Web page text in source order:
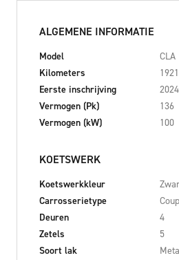
ALGEMENE INFORMATIE
Model
CLA
Kilometers
Eerste inschrijving
2024
Vermogen (Pk)
136
Vermogen (kW)
100
KOETSWERK
Koetswerkkleur
Carrosserietype
Deuren
4
Zetels
5
Soort lak